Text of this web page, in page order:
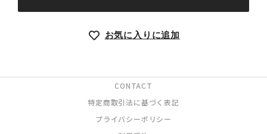
お気に入りに追加
CONTACT
特定商取引法に基づく表記
プライバシーポリシー